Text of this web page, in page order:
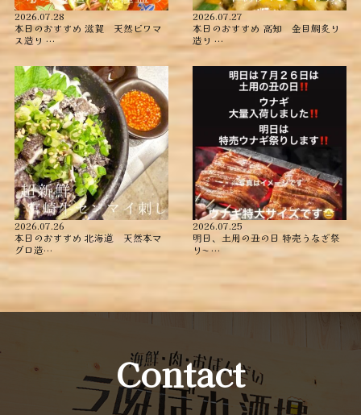
2026.07.28
本日のおすすめ ︎滋賀 天然ビワマ
ス造り …
2026.07.27
本日のおすすめ ︎高知 金目鯛炙り
造り ︎…
2026.07.26
本日のおすすめ ︎北海道 天然本マ
グロ造…
2026.07.25
明日、土用の丑の日 特売うなぎ祭
り〜️️️ …
Contact